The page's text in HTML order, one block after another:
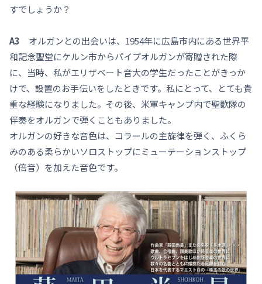
すでしょうか？
A3 オルガンとの出会いは、1954年に広島市内にある世界平
和記念聖堂にケルン市からパイプオルガンが寄贈された際
に、当時、私がエリザベート音大の学生だったことがきっか
けで、設置のお手伝いをしたときです。私にとって、とても貴
重な経験になりました。その後、米軍キャンプ内で聖歌隊の
伴奏をオルガンで弾くこともありました。
オルガンの好きな音色は、コラールの主旋律を弾く、ふくら
みのある柔らかいソロストップにミューテーションストップ
（倍音）を加えた音色です。